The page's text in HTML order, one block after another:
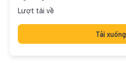
Lượt tải về
Tải xuống